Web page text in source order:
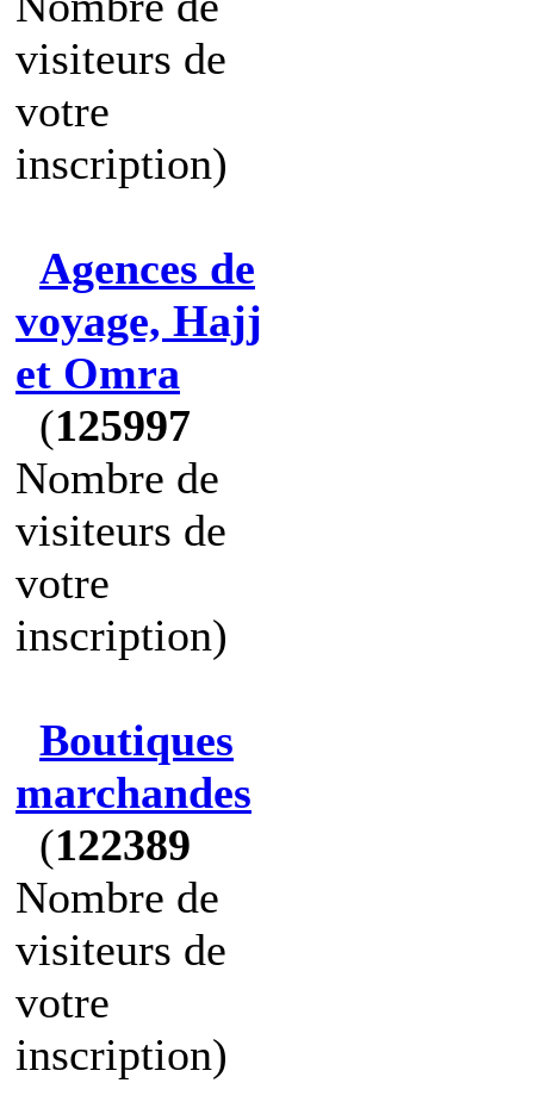
visiteurs de
votre
inscription)
Agences de
voyage, Hajj
et Omra
(125997
Nombre de
visiteurs de
votre
inscription)
Boutiques
marchandes
(122389
Nombre de
visiteurs de
votre
inscription)